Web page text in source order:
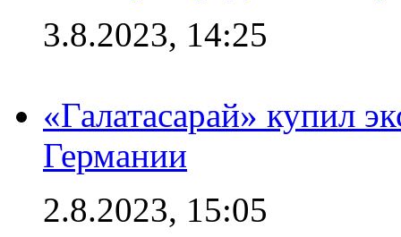
3.8.2023, 14:25
«Галатасарай» купил
Германии
2.8.2023, 15:05